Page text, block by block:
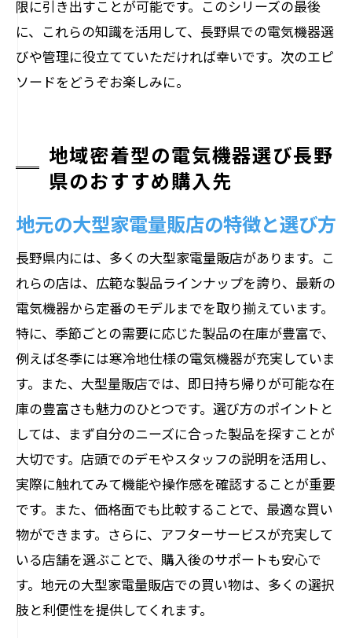
限に引き出すことが可能です。このシリーズの最後
に、これらの知識を活用して、長野県での電気機器選
びや管理に役立てていただければ幸いです。次のエピ
ソードをどうぞお楽しみに。
地域密着型の電気機器選び長野
県のおすすめ購入先
地元の大型家電量販店の特徴と選び方
長野県内には、多くの大型家電量販店があります。こ
れらの店は、広範な製品ラインナップを誇り、最新の
電気機器から定番のモデルまでを取り揃えています。
特に、季節ごとの需要に応じた製品の在庫が豊富で、
例えば冬季には寒冷地仕様の電気機器が充実していま
す。また、大型量販店では、即日持ち帰りが可能な在
庫の豊富さも魅力のひとつです。選び方のポイントと
しては、まず自分のニーズに合った製品を探すことが
大切です。店頭でのデモやスタッフの説明を活用し、
実際に触れてみて機能や操作感を確認することが重要
です。また、価格面でも比較することで、最適な買い
物ができます。さらに、アフターサービスが充実して
いる店舗を選ぶことで、購入後のサポートも安心で
す。地元の大型家電量販店での買い物は、多くの選択
肢と利便性を提供してくれます。